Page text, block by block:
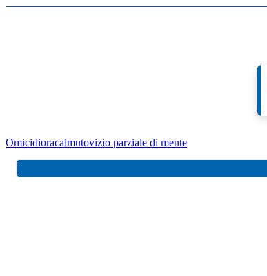
Omicidioracalmutovizio parziale di mente